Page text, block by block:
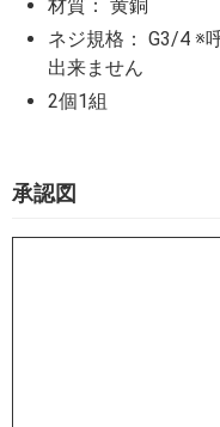
材質： 黄銅
ネジ規格： G3/4 ※
出来ません
2個1組
承認図